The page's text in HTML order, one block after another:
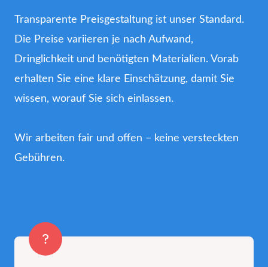
Transparente Preisgestaltung ist unser Standard.
Die Preise variieren je nach Aufwand,
Dringlichkeit und benötigten Materialien. Vorab
erhalten Sie eine klare Einschätzung, damit Sie
wissen, worauf Sie sich einlassen.
Wir arbeiten fair und offen – keine versteckten
Gebühren.